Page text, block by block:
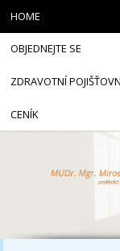
HOME
OBJEDNEJTE SE
ZDRAVOTNÍ
CENÍK